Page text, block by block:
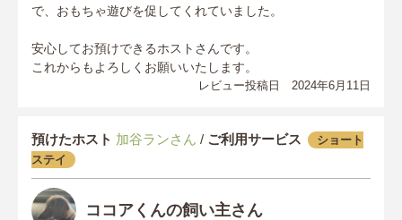
で、おもちゃ遊びを促してくれていました。
安心してお預けできるホストさんです。
これからもよろしくお願いいたします。
レビュー投稿日 2024年6月11日
預けたホスト 加谷ランさん / ご利用サービス
ショート
ステイ
ココアくんの飼い主さん